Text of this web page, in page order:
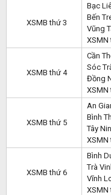
XSMB thứ 3
Bạc
Bến
Vũng
XSMN
XSMB thứ 4
Cần
Sóc
Đồng
XSMN
XSMB thứ 5
An
Bình
Tây
XSMN
XSMB thứ 6
Bình
Trà
Vĩnh
XSMN